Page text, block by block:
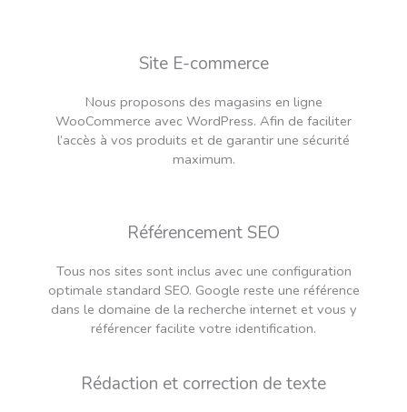
Site E-commerce
Nous proposons des magasins en ligne
WooCommerce avec WordPress. Afin de faciliter
l’accès à vos produits et de garantir une sécurité
maximum.
Référencement SEO
Tous nos sites sont inclus avec une configuration
optimale standard SEO. Google reste une référence
dans le domaine de la recherche internet et vous y
référencer facilite votre identification.
Rédaction et correction de texte